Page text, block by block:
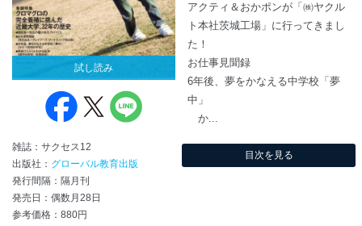
試し読み
雑誌：サクセス12
出版社： グローバル教育出版
発行間隔：隔月刊
発売日：偶数月28日
参考価格：880円
アクティ＆おかポンが「㈱ヤクル
ト本社茨城工場」に行ってきまし
た！
お仕事見聞録
6年後、夢をかなえる中学校「夢
中」
か...
目次を見る